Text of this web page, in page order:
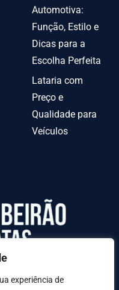
experiência de
Automotiva:
Função, Estilo e
Dicas para a
Escolha Perfeita
Lataria com
Preço e
Qualidade para
Veículos
QUADRA70-C LOTE
74070-010